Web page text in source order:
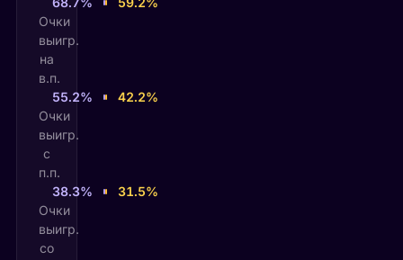
Очки
выигр.
на
в.п.
55.2%
42.2%
Очки
выигр.
с
п.п.
38.3%
31.5%
Очки
выигр.
со